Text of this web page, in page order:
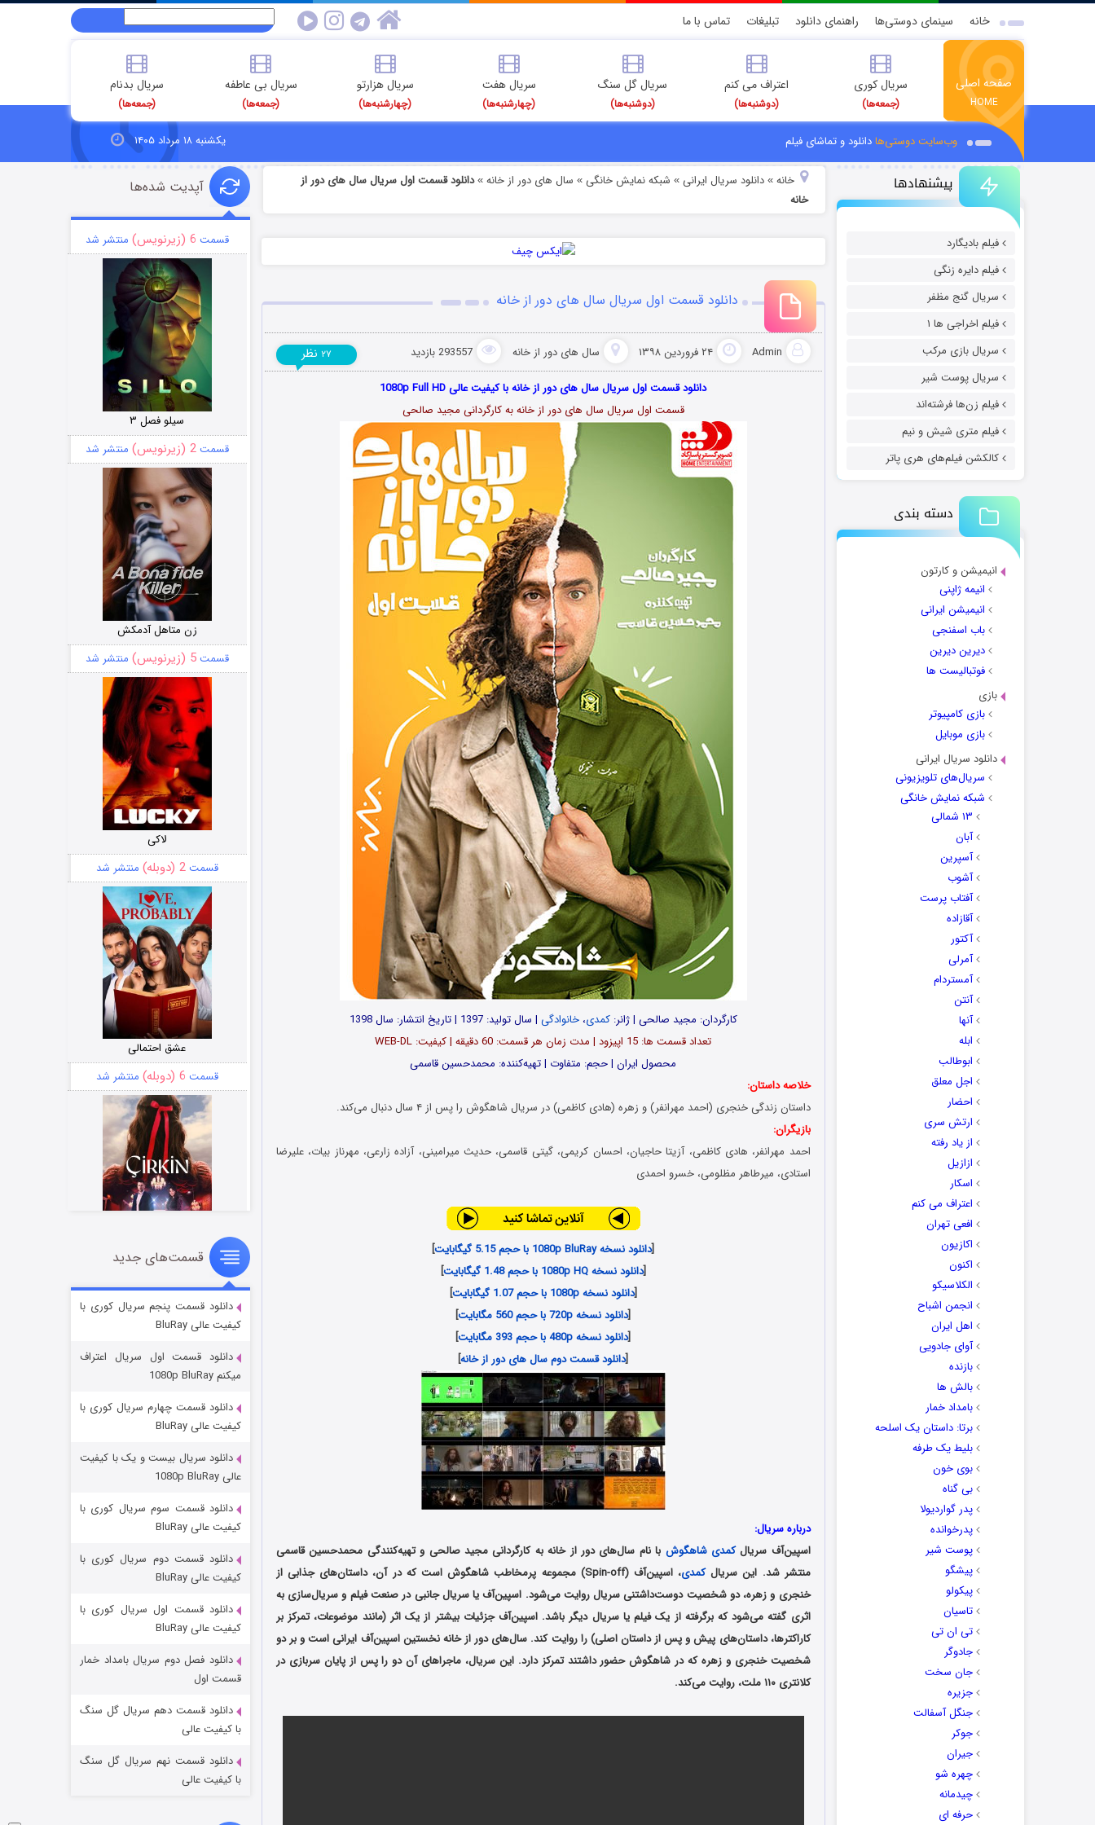
خانه سینمای دوستی‌ها راهنمای دانلود تبلیغات تماس با ما
صفحه اصلی
HOME
سریال کوری
(جمعه‌ها)
اعتراف می کنم
(دوشنبه‌ها)
سریال گل سنگ
(دوشنبه‌ها)
سریال هفت
(چهارشنبه‌ها)
سریال هزارتو
(چهارشنبه‌ها)
سریال بی عاطفه
(جمعه‌ها)
سریال بدنام
(جمعه‌ها)
وب‌سایت دوستی‌هادانلود و تماشای فیلم یکشنبه ۱۸ مرداد ۱۴۰۵
پیشنهادها
فیلم بادیگارد
فیلم دایره زنگی
سریال گنج مظفر
فیلم اخراجی ها ۱
سریال بازی مرکب
سریال پوست شیر
فیلم زن‌ها فرشته‌اند
فیلم متری شیش و نیم
کالکشن فیلم‌های هری پاتر
دسته بندی
انیمیشن و کارتون
انیمه ژاپنی
انیمیشن ایرانی
باب اسفنجی
دیرین دیرین
فوتبالیست ها
بازی
بازی کامپیوتر
بازی موبایل
دانلود سریال ایرانی
سریال‌های تلویزیونی
شبکه نمایش خانگی
۱۳ شمالی
آبان
آسپرین
آشوب
آفتاب پرست
آقازاده
آکتور
آمرلی
آمستردام
آنتن
آنها
ابله
ابوطالب
اجل معلق
احضار
ارتش سری
از یاد رفته
ازازیل
اسکار
اعتراف می کنم
افعی تهران
اکازیون
اکنون
الکلاسیکو
انجمن اشباح
اهل ایران
آوای جادویی
بازنده
بالش ها
بامداد خمار
برتا: داستان یک اسلحه
بلیط یک‌‌ طرفه
بوی خون
بی گناه
پدر گواردیولا
پدرخوانده
پوست شیر
پیشگو
پیکولو
تاسیان
تی ان تی
جادوگر
جان سخت
جزیره
جنگل آسفالت
جوکر
جیران
چهره شو
چیدمانه
حرفه ای
خانه» دانلود سریال ایرانی » شبکه نمایش خانگی » سال های دور از خانه»دانلود قسمت اول سریال سال های دور از
خانه
دانلود قسمت اول سریال سال های دور از خانه
Admin ۲۴ فروردین ۱۳۹۸ سال های دور از خانه 293557 بازدید ۲۷ نظر
دانلود قسمت اول سریال سال های دور از خانه با کیفیت عالی 1080p Full HD
قسمت اول سریال سال های دور از خانه به کارگردانی مجید صالحی
کارگردان: مجید صالحی | ژانر:کمدی،خانوادگی | سال تولید: 1397 | تاریخ انتشار: سال 1398
تعداد قسمت ها: 15 اپیزود | مدت زمان هر قسمت: 60 دقیقه | کیفیت: WEB-DL
محصول ایران | حجم: متفاوت | تهیه‌کننده: محمدحسین قاسمی
خلاصه داستان:
داستان زندگی خنجری (احمد مهرانفر) و زهره (هادی کاظمی) در سریال شاهگوش را پس از ۴ سال دنبال می‌کند.
بازیگران:
احمد مهرانفر، هادی کاظمی، آزیتا حاجیان، احسان کریمی، گیتی قاسمی، حدیث میرامینی، آزاده زارعی، مهرناز بیات، علیرضا
استادی، میرطاهر مظلومی، خسرو احمدی
[دانلود نسخه 1080p BluRay با حجم 5.15 گیگابایت
]
[دانلود نسخه 1080p HQ با حجم 1.48 گیگابایت
]
[دانلود نسخه 1080p با حجم 1.07 گیگابایت
]
[دانلود نسخه 720p با حجم 560 مگابایت
]
[دانلود نسخه 480p با حجم 393 مگابایت
]
[دانلود قسمت دوم سال های دور از خانه]
درباره سریال:
اسپین‌آف سریالکمدی شاهگوش با نام سال‌های دور از خانه به کارگردانی مجید صالحی و تهیه‌کنندگی محمدحسین قاسمی
منتشر شد. این سریالکمدی
، اسپین‌آف (Spin-off) مجموعه پرمخاطب شاهگوش است که در آن، داستان‌های جذابی از
خنجری و زهره، دو شخصیت دوست‌داشتنی سریال روایت می‌شود. اسپین‌آف یا سریال جانبی در صنعت فیلم و سریال‌سازی به
اثری گفته می‌شود که برگرفته از یک فیلم یا سریال دیگر باشد. اسپین‌آف جزئیات بیشتر از یک اثر (مانند موضوعات، تمرکز بر
کاراکترها، داستان‌های پیش و پس از داستان اصلی) را روایت کند. سال‌های دور از خانه نخستین اسپین‌آف‌ ایرانی است و بر دو
شخصیت خنجری و زهره که در شاهگوش حضور داشتند تمرکز دارد. این سریال، ماجراهای آن دو را پس از پایان سربازی در
کلانتری ۱۱۰ ملت، روایت می‌کند.
آپدیت شده‌ها
قسمت 6 (زیرنویس) منتشر شد
سیلو فصل ۳
قسمت2 (زیرنویس) منتشر شد
زن متاهل آدمکش
قسمت5 (زیرنویس) منتشر شد
لاکی
قسمت2 (دوبله) منتشر شد
عشق احتمالی
قسمت 6 (دوبله) منتشر شد
سریال زشت
قسمت5 (زیرنویس) منتشر شد
وستی ها
قسمت 6 (زیرنویس) منتشر شد
قسمت‌های جدید
دانلود قسمت پنجم سریال کوری با
کیفیت عالی BluRay
دانلود قسمت اول سریال اعتراف
میکنم 1080p BluRay
دانلود قسمت چهارم سریال کوری با
کیفیت عالی BluRay
دانلود سریال بیست و یک با کیفیت
عالی 1080p BluRay
دانلود قسمت سوم سریال کوری با
کیفیت عالی BluRay
دانلود قسمت دوم سریال کوری با
کیفیت عالی BluRay
دانلود قسمت اول سریال کوری با
کیفیت عالی BluRay
دانلود فصل دوم سریال بامداد خمار
قسمت اول
دانلود قسمت دهم سریال گل سنگ
با کیفیت عالی
دانلود قسمت نهم سریال گل سنگ
با کیفیت عالی